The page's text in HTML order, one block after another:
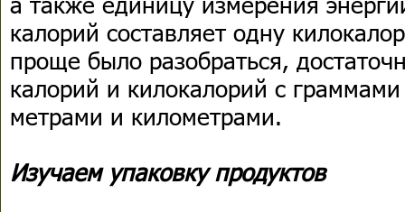
калорий составляет одну
проще было разобраться,
калорий и килокалорий с
метрами и километрами.
Изучаем упаковку продуктов